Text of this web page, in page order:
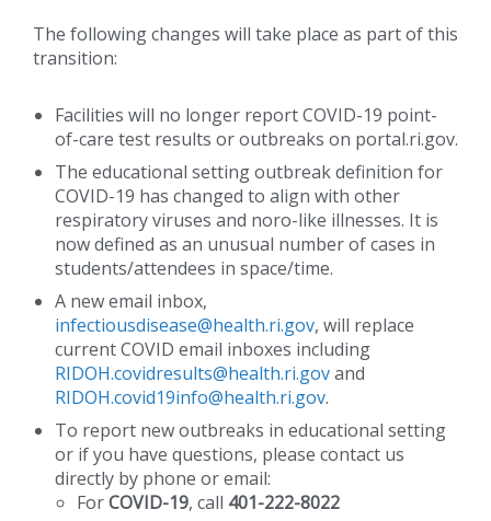
The following changes will take place as part of this
transition:
Facilities will no longer report COVID-19 point-
of-care test results or outbreaks on portal.ri.gov.
The educational setting outbreak definition for
COVID-19 has changed to align with other
respiratory viruses and noro-like illnesses. It is
now defined as an unusual number of cases in
students/attendees in space/time.
A new email inbox,
infectiousdisease@health.ri.gov, will replace
current COVID email inboxes including
RIDOH.covidresults@health.ri.govand
RIDOH.covid19info@health.ri.gov.
To report new outbreaks in educational setting
or if you have questions, please contact us
directly by phone or email:
ForCOVID-19, call 401-222-8022